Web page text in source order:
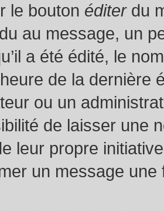
le bouton éditerdu
au message, un
a été édité, le
de la dernière
ou un
de laisser une
leur propre
un message une